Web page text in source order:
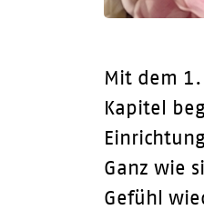
Mit dem
Kapitel
Ganz wie
Gefühl